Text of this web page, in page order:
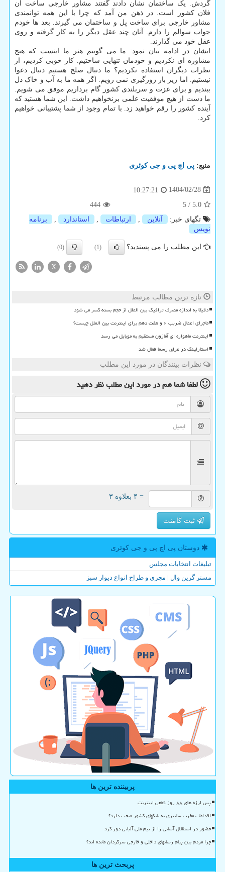
گردش. یک ساختمان نشان دادند گفتند مشاور خارجی ساخت آن
فلان کشور است. در ذهن من آمد که چرا با این همه توانمندی
مشاور خارجی برای ساخت پل و ساختمان می گیرند. بعد ها خودم
جواب سوالم را دارم. آنان چند عقل دیگر را به کار گرفته و روی
عقل خود می گذارند.
ایشان در ادامه بیان نمود: ما می گوییم هنر ما اینست که هیچ
مشاوره ای نکردیم و خودمان تنهایی ساختیم. کار خوبی کردیم، از
نظرات دیگران استفاده نکردیم؟ ما دنبال صلح هستیم دنبال دعوا
نیستیم. اما زیر بار زورگیری نمی رویم. اگر همه ما به آب و خاک دل
ببندیم و برای عزت و سربلندی کشور گام برداریم موفق می شویم.
ما دست از هیچ موفقیت علمی برنخواهیم داشت. این شما هستید که
آینده کشور را رقم خواهید زد. با تمام وجود از شما پشتیبانی خواهیم
کرد.
منبع: پی اچ پی و جی كوئری
1404/02/28
10:27:21
5.0
/
5
444
تگهای خبر:
آنلاین ارتباطات استاندارد
برنامه
نویس
این مطلب را می پسندید؟ (1)
(0)
X
تازه ترین مطالب مرتبط
دقیقا به اندازه مصرف ترافیک بین الملل از حجم بسته کسر می شود
ماجرای اعمال ضریب ۲ و هفت دهم برای اینترنت بین الملل چیست؟
اینترنت ماهواره ای آمازون مستقیم به موبایل می رسد
استارلینک در عراق رسما فعال شد
نظرات بینندگان در مورد این مطلب
لطفا شما همدر مورد این مطلبنظر دهید
= ۴ بعلاوه ۳
ثبت کامنت
دوستان پی اچ پی و جی كوئری
تبلیغات انتخابات مجلس
مستر گرین وال | مجری و طراح انواع دیوار سبز
پربیننده ترین ها
پس لرزه های ۸۸ روز قطعی اینترنت
اقدامات مخرب سایبری به بانکهای کشور صحت دارد؟
حضور در استقلال آسانی را از تیم ملی آلبانی دور کرد
چرا مردم بین پیام رسانهای داخلی و خارجی سرگردان مانده اند؟
پربحث ترین ها